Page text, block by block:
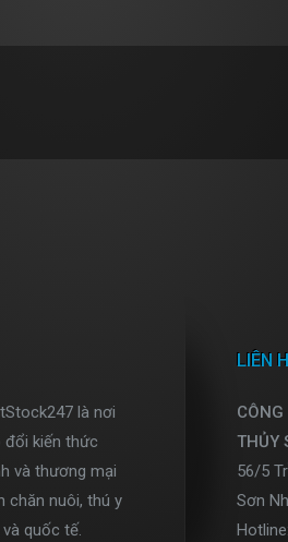
là nơi
đổi kiến thức
và thương mại
chăn nuôi, thú y
quốc tế.
LIÊN
CÔNG
THỦY
56/5
Sơn